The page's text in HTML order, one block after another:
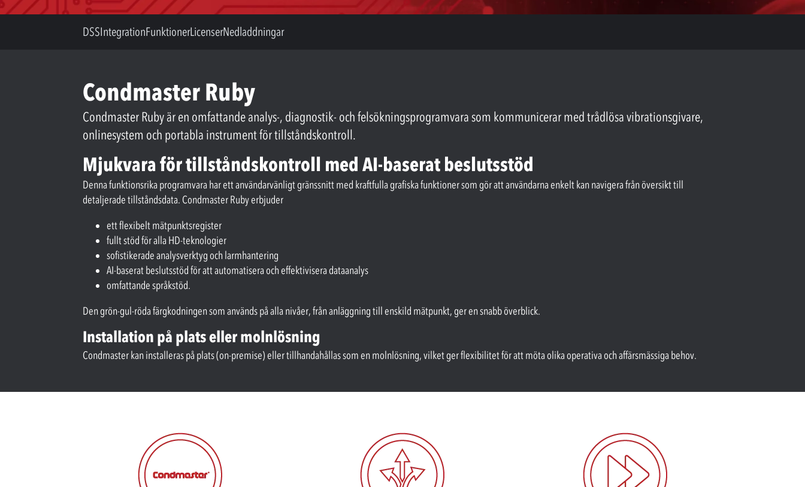
DSSIntegrationFunktionerLicenserNedladdningar
Condmaster Ruby
Condmaster Ruby är en omfattande analys-, diagnostik- och felsökningsprogramvara som kommunicerar med trådlösa vibrationsgivare,
onlinesystem och portabla instrument för tillståndskontroll.
Mjukvara för tillståndskontroll med AI-baserat beslutsstöd
Denna funktionsrika programvara har ett användarvänligt gränssnitt med kraftfulla grafiska funktioner som gör att användarna enkelt kan navigera från översikt till
detaljerade tillståndsdata. Condmaster Ruby erbjuder
ett flexibelt mätpunktsregister
fullt stöd för alla HD-teknologier
sofistikerade analysverktyg och larmhantering
AI-baserat beslutsstöd för att automatisera och effektivisera dataanalys
omfattande språkstöd.
Den grön-gul-röda färgkodningen som används på alla nivåer, från anläggning till enskild mätpunkt, ger en snabb överblick.
Installation på plats eller molnlösning
Condmaster kan installeras på plats (on-premise) eller tillhandahållas som en molnlösning, vilket ger flexibilitet för att möta olika operativa och affärsmässiga behov.